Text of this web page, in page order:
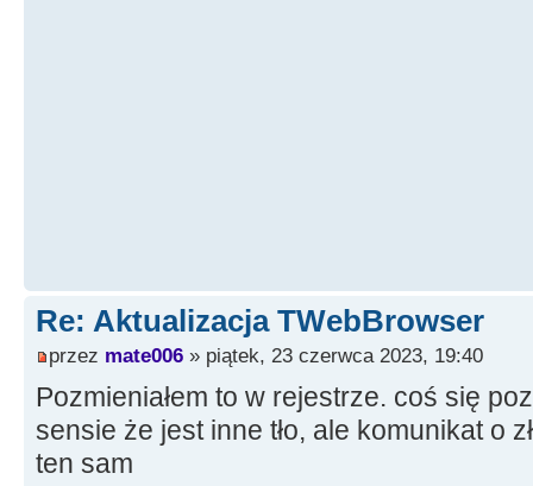
Re: Aktualizacja TWebBrowser
przez mate006 » piątek, 23 czerwca 2023, 19:40
Pozmieniałem to w rejestrze. coś się
sensie że jest inne tło, ale komunikat o
ten sam